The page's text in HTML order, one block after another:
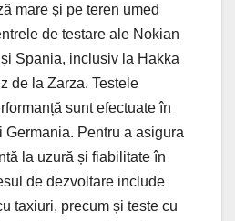
mare și pe teren umed
de testare ale Nokian
Spania, inclusiv la Hakka
de la Zarza. Testele
sunt efectuate în
Pentru a asigura
la uzură și fiabilitate în
de dezvoltare include
taxiuri, precum și teste cu